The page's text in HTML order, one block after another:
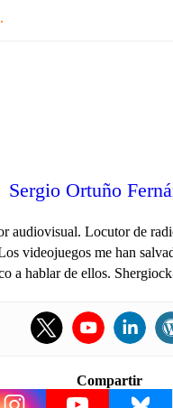
Sergio Ortuño
audiovisual. Locutor de
videojuegos me han
a hablar de ellos.
Compartir